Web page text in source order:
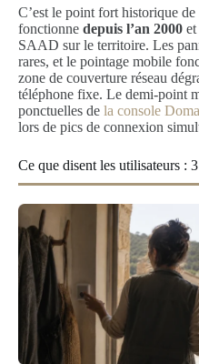
C’est le point fort historique
fonctionne depuis l’an 2000
SAAD sur le territoire. Les
rares, et le pointage mobile
zone de couverture réseau
téléphone fixe. Le demi-point
ponctuelles de la console
lors de pics de connexion
Ce que disent les utilisateurs :